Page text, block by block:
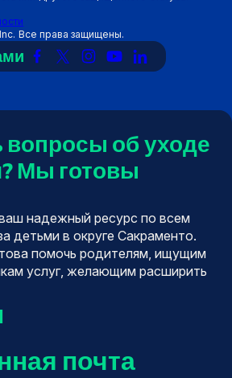
Все права защищены.
Ссылка
на
Ссылка
на
(Twitter)
Ссылка
на
Ссылка
на
Ссылка
на
вопросы об уходе
Мы готовы
надежный ресурс по всем
детьми в округе Сакраменто.
помочь родителям, ищущим
услуг, желающим расширить
почта